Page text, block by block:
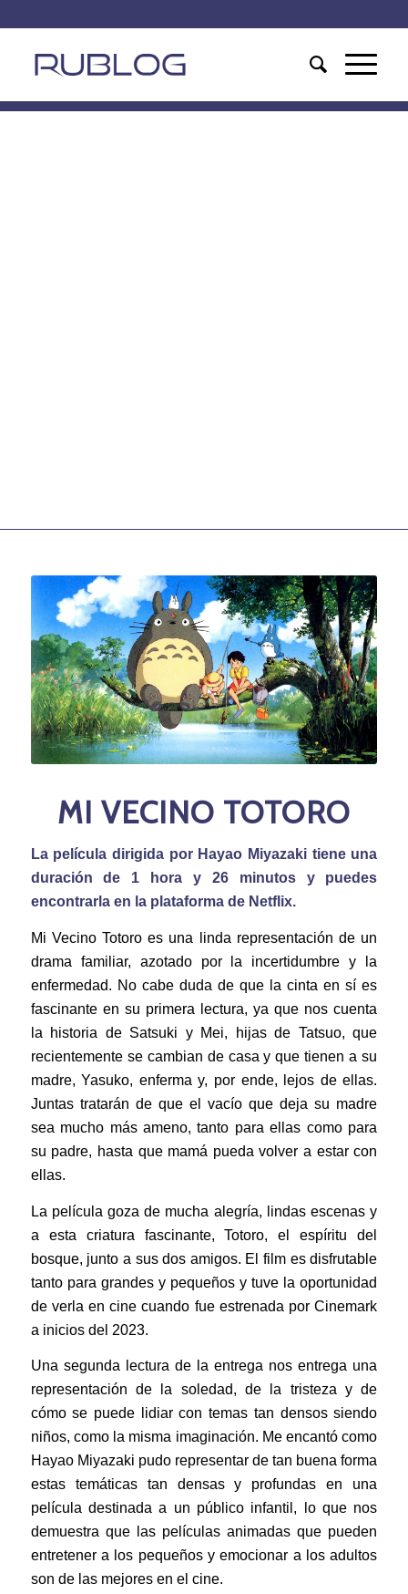
MI VECINO TOTORO
La película dirigida por Hayao Miyazaki tiene una
duración de 1 hora y 26 minutos y puedes
encontrarla en la plataforma de Netflix.
Mi Vecino Totoro es una linda representación de un
drama familiar, azotado por la incertidumbre y la
enfermedad. No cabe duda de que la cinta en sí es
fascinante en su primera lectura, ya que nos cuenta
la historia de Satsuki y Mei, hijas de Tatsuo, que
recientemente se cambian de casa y que tienen a su
madre, Yasuko, enferma y, por ende, lejos de ellas.
Juntas tratarán de que el vacío que deja su madre
sea mucho más ameno, tanto para ellas como para
su padre, hasta que mamá pueda volver a estar con
ellas.
La película goza de mucha alegría, lindas escenas y
a esta criatura fascinante, Totoro, el espíritu del
bosque, junto a sus dos amigos. El film es disfrutable
tanto para grandes y pequeños y tuve la oportunidad
de verla en cine cuando fue estrenada por Cinemark
a inicios del 2023.
Una segunda lectura de la entrega nos entrega una
representación de la soledad, de la tristeza y de
cómo se puede lidiar con temas tan densos siendo
niños, como la misma imaginación. Me encantó como
Hayao Miyazaki pudo representar de tan buena forma
estas temáticas tan densas y profundas en una
película destinada a un público infantil, lo que nos
demuestra que las películas animadas que pueden
entretener a los pequeños y emocionar a los adultos
son de las mejores en el cine.